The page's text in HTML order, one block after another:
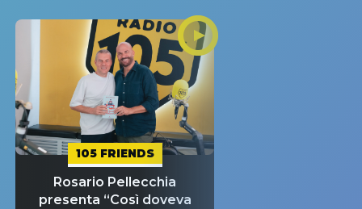
105 FRIENDS
Rosario Pellecchia
presenta “Così doveva